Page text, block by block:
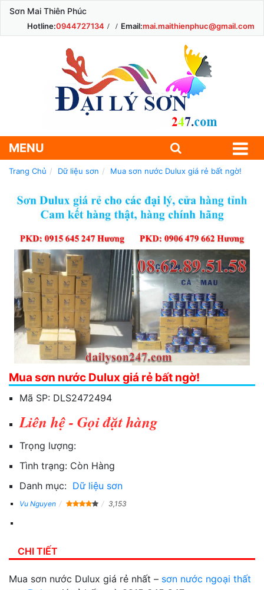
Sơn Mai Thiên Phúc
Hotline:0944727134 Email:mai.maithienphuc@gmail.com
MENU
Trang Chủ Dữ liệu sơn Mua sơn nước Dulux giá rẻ bất ngờ!
Mua sơn nước Dulux giá rẻ bất ngờ!
Mã SP: DLS2472494
Liên hệ - Gọi đặt hàng
Trọng lượng:
Tình trạng: Còn Hàng
Danh mục: Dữ liệu sơn
Vu Nguyen 3,153
CHI TIẾT
Mua sơn nước Dulux giá rẻ nhất – sơn nước ngoại thất